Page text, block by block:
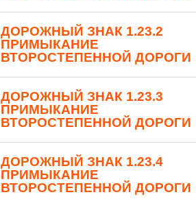
ДОРОЖНЫЙ ЗНАК 1.23.2
ПРИМЫКАНИЕ
ВТОРОСТЕПЕННОЙ ДОРОГИ
ДОРОЖНЫЙ ЗНАК 1.23.3
ПРИМЫКАНИЕ
ВТОРОСТЕПЕННОЙ ДОРОГИ
ДОРОЖНЫЙ ЗНАК 1.23.4
ПРИМЫКАНИЕ
ВТОРОСТЕПЕННОЙ ДОРОГИ